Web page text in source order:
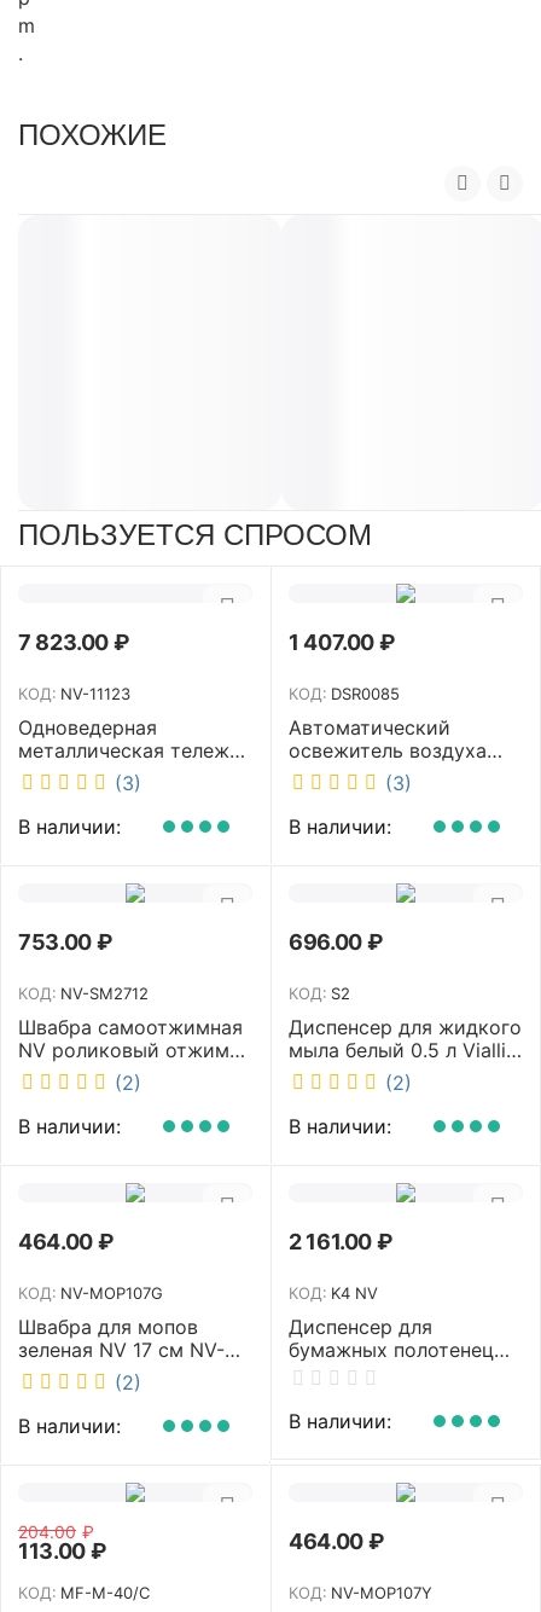
m
.
ПОХОЖИЕ
ПОЛЬЗУЕТСЯ СПРОСОМ
7 823.00₽
КОД: NV-11123
Одноведерная
металлическая тележка
с отжимом и корзинкой
под химию NV 23 л NV-
11123
(3)
В наличии:
1 407.00₽
КОД: DSR0085
Автоматический
освежитель воздуха
DISCOVER белый
DSR0085
(3)
В наличии:
753.00₽
КОД: NV-SM2712
Швабра самоотжимная
NV роликовый отжим
насадка PVA 27 см
телескопическая
рукоятка 70-125 см NV-
SM2712
(2)
В наличии:
696.00₽
КОД: S2
Диспенсер для жидкого
мыла белый 0.5 л Vialli
S2
(2)
В наличии:
464.00₽
КОД: NV-MOP107G
Швабра для мопов
зеленая NV 17 см NV-
MOP107G (2)
В наличии:
2 161.00₽
КОД: K4 NV
Диспенсер для
бумажных полотенец
NV белый K4 NV
В наличии:
204.00 ₽
113.00₽
КОД: MF-M-40/C
464.00₽
КОД: NV-MOP107Y